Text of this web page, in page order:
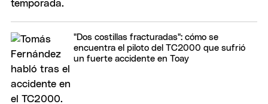
"Dos costillas fracturadas": cómo se
encuentra el piloto del TC2000 que sufrió
un fuerte accidente en Toay